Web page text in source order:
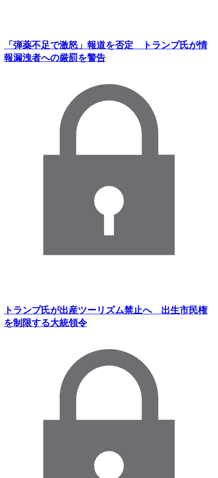
「弾薬不足で激怒」報道を否定 トランプ氏が情
報漏洩者への厳罰を警告
トランプ氏が出産ツーリズム禁止へ 出生市民権
を制限する大統領令